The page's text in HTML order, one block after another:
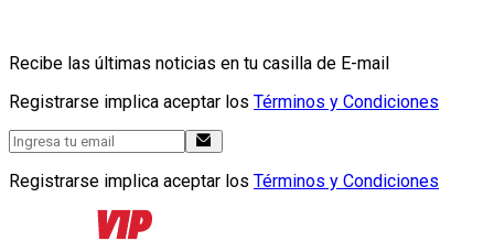
Recibe las últimas noticias en tu casilla de E-mail
Registrarse implica aceptar los Términos y Condiciones
Registrarse implica aceptar los Términos y Condiciones